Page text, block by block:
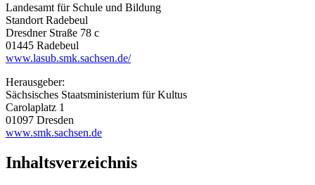
Landesamt für Schule und Bildung
Standort Radebeul
Dresdner Straße 78 c
01445 Radebeul
www.lasub.smk.sachsen.de/
Herausgeber:
Sächsisches Staatsministerium für Kultus
Carolaplatz 1
01097 Dresden
www.smk.sachsen.de
Inhaltsverzeichnis